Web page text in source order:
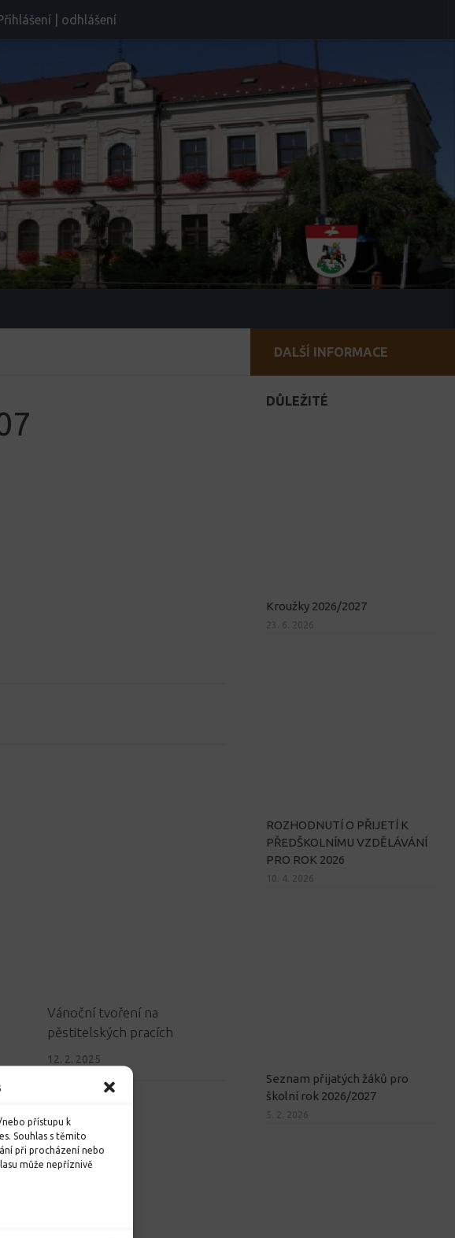
nebo přístupu k
Souhlas s těmito
při procházení nebo
může nepříznivě
| odhlášení
Vánoční tvoření na
pěstitelských pracích
12. 2. 2025
DALŠÍ INFORMACE
DŮLEŽITÉ
Kroužky 2026/2027
23. 6. 2026
ROZHODNUTÍ O PŘIJETÍ K
PŘEDŠKOLNÍMU VZDĚLÁVÁNÍ
PRO ROK 2026
10. 4. 2026
Seznam přijatých žáků pro
školní rok 2026/2027
5. 2. 2026